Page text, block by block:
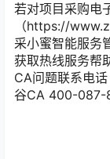
若对项目采购电
（https://
采小蜜智能服务
获取热线服务
CA问题联系电
谷CA 400-087-